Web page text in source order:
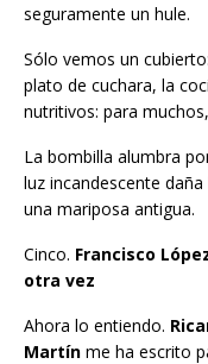
seguramente un hule.
Sólo vemos un
plato de cuchara, la
nutritivos: para
La bombilla alumbra
luz incandescente
una mariposa antigua.
Cinco. Francisco
otra vez
Ahora lo entiendo.
Martín me ha escrito